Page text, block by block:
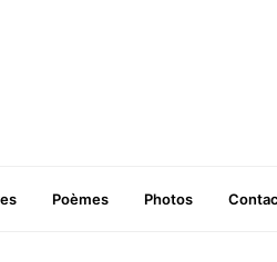
Poèmes Photos